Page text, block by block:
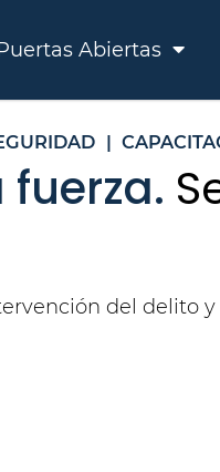
Abiertas
|
del delito